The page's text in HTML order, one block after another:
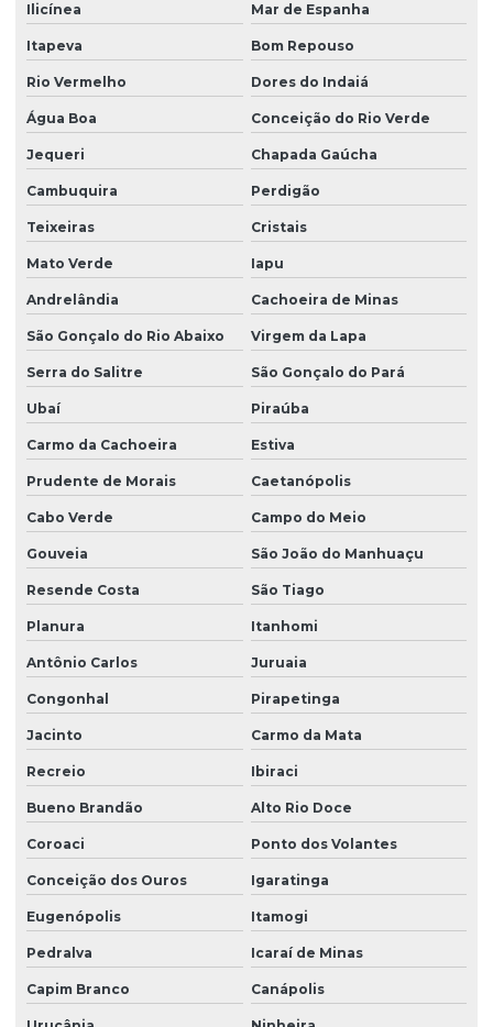
Ilicínea Mar de Espanha
Itapeva Bom Repouso
Rio Vermelho Dores do Indaiá
Água Boa Conceição do Rio Verde
Jequeri Chapada Gaúcha
Cambuquira Perdigão
Teixeiras Cristais
Mato Verde Iapu
Andrelândia Cachoeira de Minas
São Gonçalo do Rio Abaixo Virgem da Lapa
Serra do Salitre São Gonçalo do Pará
Ubaí Piraúba
Carmo da Cachoeira Estiva
Prudente de Morais Caetanópolis
Cabo Verde Campo do Meio
Gouveia São João do Manhuaçu
Resende Costa São Tiago
Planura Itanhomi
Antônio Carlos Juruaia
Congonhal Pirapetinga
Jacinto Carmo da Mata
Recreio Ibiraci
Bueno Brandão Alto Rio Doce
Coroaci Ponto dos Volantes
Conceição dos Ouros Igaratinga
Eugenópolis Itamogi
Pedralva Icaraí de Minas
Capim Branco Canápolis